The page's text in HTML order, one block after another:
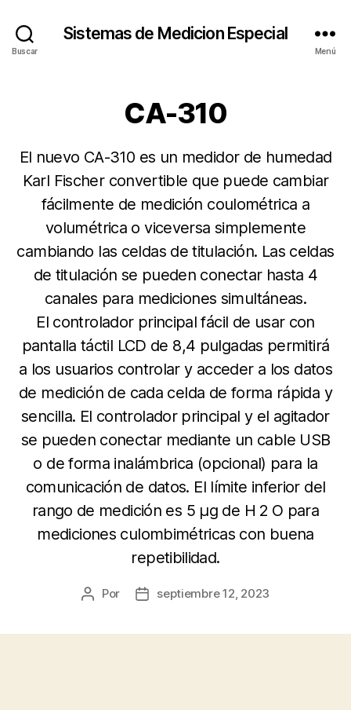
Buscar
Sistemas de Medicion Especial
Menú
CA-310
El nuevo CA-310 es un medidor de humedad
Karl Fischer convertible que puede cambiar
fácilmente de medición coulométrica a
volumétrica o viceversa simplemente
cambiando las celdas de titulación. Las celdas
de titulación se pueden conectar hasta 4
canales para mediciones simultáneas.
El controlador principal fácil de usar con
pantalla táctil LCD de 8,4 pulgadas permitirá
a los usuarios controlar y acceder a los datos
de medición de cada celda de forma rápida y
sencilla. El controlador principal y el agitador
se pueden conectar mediante un cable USB
o de forma inalámbrica (opcional) para la
comunicación de datos. El límite inferior del
rango de medición es 5 μg de H 2 O para
mediciones culombimétricas con buena
repetibilidad.
Autor
Por
Fechaseptiembre 12, 2023